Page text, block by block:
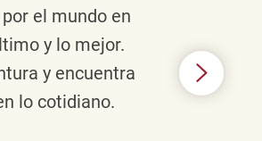
el mundo en
y lo mejor.
y encuentra
lo cotidiano.